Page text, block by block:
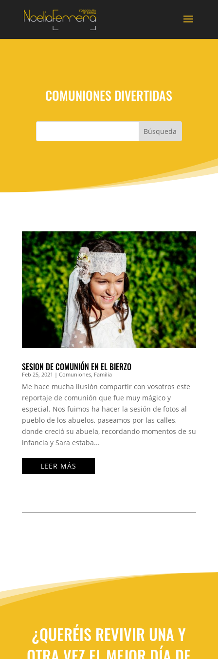
COMUNIONES DIVERTIDAS
SESION DE COMUNIÓN EN EL BIERZO
Feb 25, 2021 | Comuniones, Familia
Me hace mucha ilusión compartir con vosotros este
reportaje de comunión que fue muy mágico y
especial. Nos fuimos ha hacer la sesión de fotos al
pueblo de los abuelos, paseamos por las calles,
donde creció su abuela, recordando momentos de su
infancia y Sara estaba...
LEER MÁS
¿QUERÉIS REVIVIR UNA Y